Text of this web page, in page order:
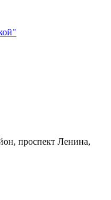
проспект Ленина,